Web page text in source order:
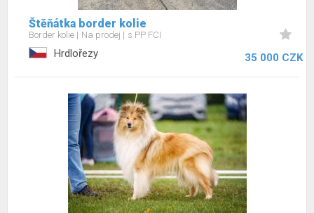
Štěňátka border kolie
Border kolie Na prodej s PP FCI
Hrdlořezy 35 000 CZK